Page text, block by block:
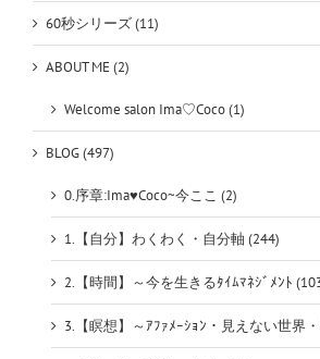
60秒シリーズ (11)
ABOUT ME (2)
Welcome salon Ima♡Coco (1)
BLOG (497)
0.序章:Ima♥Coco~今ここ (2)
1.【自分】わくわく・自分軸 (244)
2.【時間】～今を生きるﾀｲﾑﾏﾈｼﾞﾒﾝﾄ
3.【瞑想】～ｱﾌｧﾒｰｼｮﾝ・見えない世界